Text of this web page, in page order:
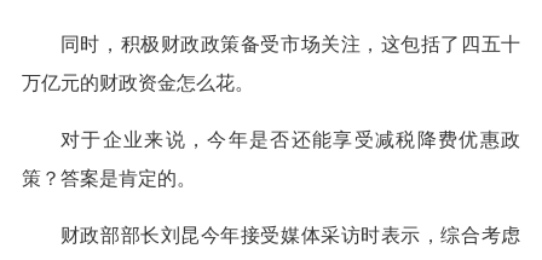
同时，积极财政政策备受市场关注，这包括了四五十
万亿元的财政资金怎么花。
对于企业来说，今年是否还能享受减税降费优惠政
策？答案是肯定的。
财政部部长刘昆今年接受媒体采访时表示，综合考虑